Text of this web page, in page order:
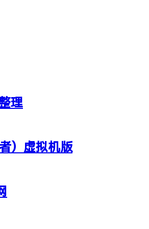
理
）虚拟机版